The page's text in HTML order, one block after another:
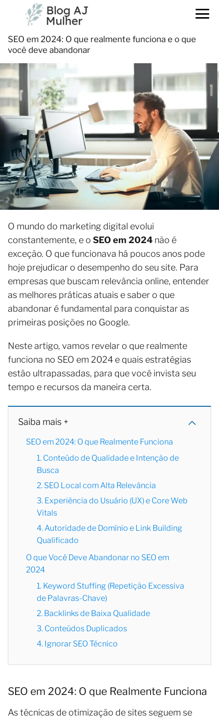
SEO em 2024: O que realmente funciona e o que
você deve abandonar
O mundo do marketing digital evolui
constantemente, e o SEO em 2024 não é
exceção. O que funcionava há poucos anos pode
hoje prejudicar o desempenho do seu site. Para
empresas que buscam relevância online, entender
as melhores práticas atuais e saber o que
abandonar é fundamental para conquistar as
primeiras posições no Google.
Neste artigo, vamos revelar o que realmente
funciona no SEO em 2024 e quais estratégias
estão ultrapassadas, para que você invista seu
tempo e recursos da maneira certa.
Saiba mais +
SEO em 2024: O que Realmente Funciona
1. Conteúdo de Qualidade e Intenção de
Busca
2. SEO Local com Alta Relevância
3. Experiência do Usuário (UX) e Core Web
Vitals
4. Autoridade de Domínio e Link Building
Qualificado
O que Você Deve Abandonar no SEO em
2024
1. Keyword Stuffing (Repetição Excessiva
de Palavras-Chave)
2. Backlinks de Baixa Qualidade
3. Conteúdos Duplicados
4. Ignorar SEO Técnico
SEO em 2024: O que Realmente Funciona
As técnicas de otimização de sites seguem se